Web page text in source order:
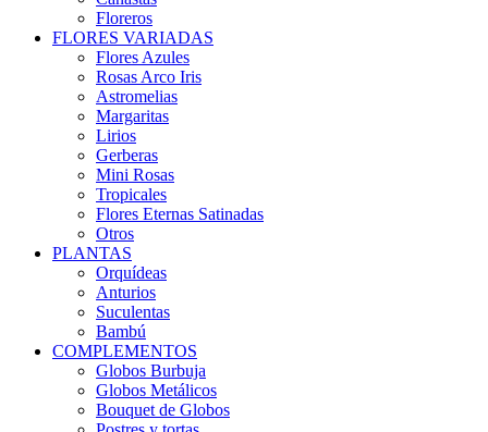
Floreros
FLORES VARIADAS
Flores Azules
Rosas Arco Iris
Astromelias
Margaritas
Lirios
Gerberas
Mini Rosas
Tropicales
Flores Eternas Satinadas
Otros
PLANTAS
Orquídeas
Anturios
Suculentas
Bambú
COMPLEMENTOS
Globos Burbuja
Globos Metálicos
Bouquet de Globos